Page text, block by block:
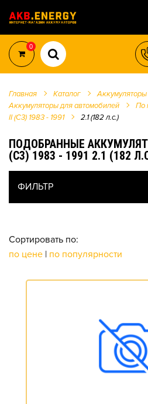
0
Главная Каталог
Аккумуляторы
Аккумуляторы для автомобилей
По
II (C3) 1983 - 1991
2.1 (182 л.с.)
ПОДОБРАННЫЕ
(C3) 1983 - 1991 2.1 (182
ФИЛЬТР
Сортировать по:
по цене | по популярности